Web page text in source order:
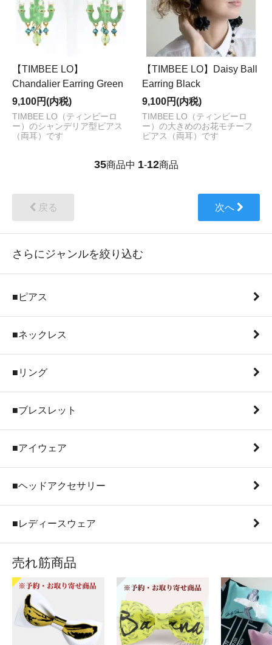
【TIMBEE LO】
Chandalier Earring Green
9,100円(内税)
TIMBEE LO（ティンビーロ
ー）のシャンデリア型ピアス
（両耳）です
【TIMBEE LO】Daisy Ball
Earring Black
9,100円(内税)
TIMBEE LO（ティンビーロ
ー）の大きめのお花モチーフ
ピアス（両耳）です
35商品中 1-12商品
戻る 次へ
さらにジャンルを絞り込む
■ピアス
■ネックレス
■リング
■ブレスレット
■アイウェア
■ヘッドアクセサリー
■レディースウェア
売れ筋商品